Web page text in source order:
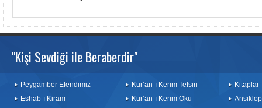
"Kişi Sevdiği ile Beraberdir"
Peygamber Efendimiz
Eshab-ı Kiram
Kur’an-ı Kerim Tefsiri
Kur’an-ı Kerim Oku
Kitaplar